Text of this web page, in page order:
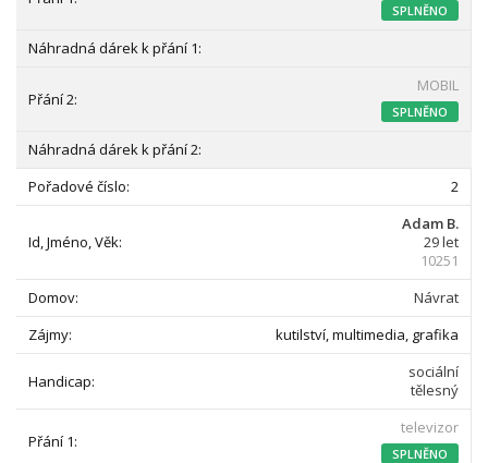
SPLNĚNO
MOBIL
SPLNĚNO
2
Adam B.
29 let
10251
Návrat
kutilství, multimedia, grafika
sociální
tělesný
televizor
SPLNĚNO